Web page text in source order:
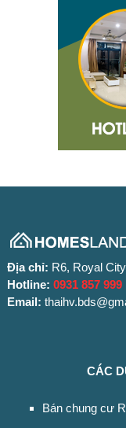
Địa chỉ: R6, Royal
Hotline: 0931 857 999
Email:
CÁC
Bán chung cư